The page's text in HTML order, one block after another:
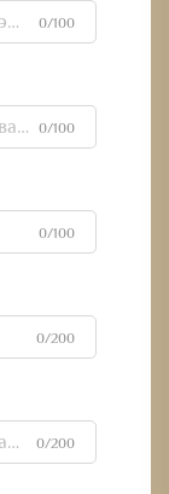
0/100
0/100
0/100
0/200
0/200